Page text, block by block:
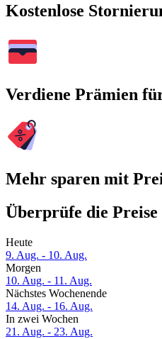
Kostenlose
Verdiene Prämien
Mehr sparen mit
Überprüfe die
Heute
9. Aug. - 10. Aug.
Morgen
10. Aug. - 11. Aug.
Nächstes Wochenende
14. Aug. - 16. Aug.
In zwei Wochen
21. Aug. - 23. Aug.